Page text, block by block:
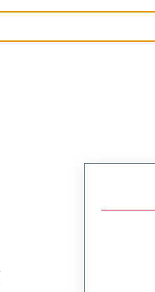
1200988061